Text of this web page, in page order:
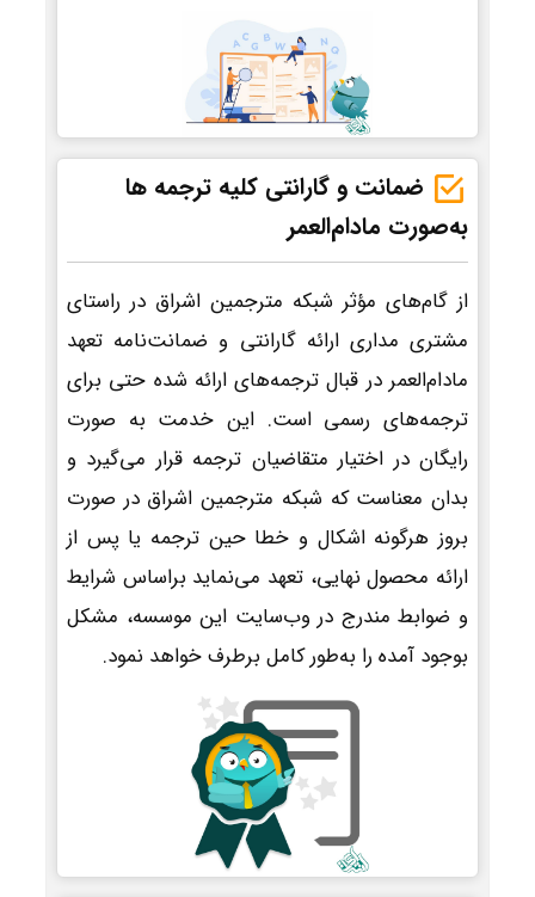
ضمانت و گارانتی کلیه ترجمه ها
به‌صورت مادام‌العمر
از گام‌های مؤثر شبکه مترجمین اشراق در راستای
مشتری مداری ارائه گارانتی و ضمانت‌نامه تعهد
مادام‌العمر در قبال ترجمه‌های ارائه شده حتی برای
ترجمه‌های رسمی است. این خدمت به صورت
رایگان در اختیار متقاضیان ترجمه قرار می‌گیرد و
بدان معناست که شبکه مترجمین اشراق در صورت
بروز هرگونه اشکال و خطا حین ترجمه یا پس از
ارائه محصول نهایی، تعهد می‌نماید براساس شرایط
و ضوابط مندرج در وب‌سایت این موسسه، مشکل
بوجود آمده را به‌طور کامل برطرف خواهد نمود.